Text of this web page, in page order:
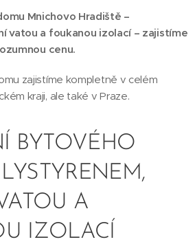
Mnichovo Hradiště –
vatou a foukanou izolací – zajistíme
cenu.
zajistíme kompletně v celém
kraji, ale také v Praze.
BYTOVÉHO
A
IZOLACÍ